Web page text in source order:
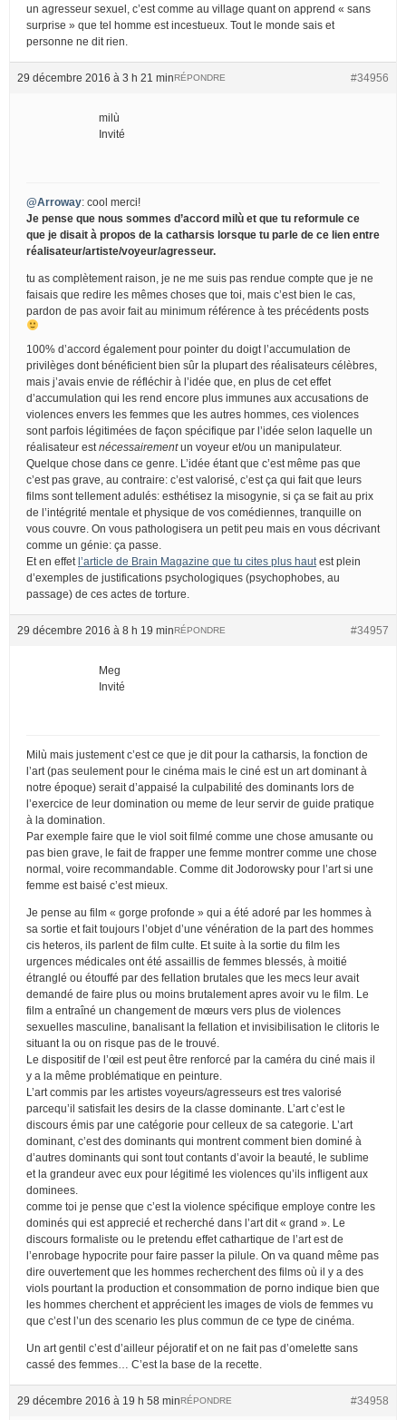
un agresseur sexuel, c’est comme au village quant on apprend « sans
surprise » que tel homme est incestueux. Tout le monde sais et
personne ne dit rien.
29 décembre 2016 à 3 h 21 min #34956
RÉPONDRE
milù
Invité
@Arroway: cool merci!
Je pense que nous sommes d’accord milù et que tu reformule ce
que je disait à propos de la catharsis lorsque tu parle de ce lien entre
réalisateur/artiste/voyeur/agresseur.
tu as complètement raison, je ne me suis pas rendue compte que je ne
faisais que redire les mêmes choses que toi, mais c’est bien le cas,
pardon de pas avoir fait au minimum référence à tes précédents posts
100% d’accord également pour pointer du doigt l’accumulation de
privilèges dont bénéficient bien sûr la plupart des réalisateurs célèbres,
mais j’avais envie de réfléchir à l’idée que, en plus de cet effet
d’accumulation qui les rend encore plus immunes aux accusations de
violences envers les femmes que les autres hommes, ces violences
sont parfois légitimées de façon spécifique par l’idée selon laquelle un
réalisateur est nécessairementun voyeur et/ou un manipulateur.
Quelque chose dans ce genre. L’idée étant que c’est même pas que
c’est pas grave, au contraire: c’est valorisé, c’est ça qui fait que leurs
films sont tellement adulés: esthétisez la misogynie, si ça se fait au prix
de l’intégrité mentale et physique de vos comédiennes, tranquille on
vous couvre. On vous pathologisera un petit peu mais en vous décrivant
comme un génie: ça passe.
Et en effet l’article de Brain Magazine que tu cites plus haut est plein
d’exemples de justifications psychologiques (psychophobes, au
passage) de ces actes de torture.
29 décembre 2016 à 8 h 19 min #34957
RÉPONDRE
Meg
Invité
Milù mais justement c’est ce que je dit pour la catharsis, la fonction de
l’art (pas seulement pour le cinéma mais le ciné est un art dominant à
notre époque) serait d’appaisé la culpabilité des dominants lors de
l’exercice de leur domination ou meme de leur servir de guide pratique
à la domination.
Par exemple faire que le viol soit filmé comme une chose amusante ou
pas bien grave, le fait de frapper une femme montrer comme une chose
normal, voire recommandable. Comme dit Jodorowsky pour l’art si une
femme est baisé c’est mieux.
Je pense au film « gorge profonde » qui a été adoré par les hommes à
sa sortie et fait toujours l’objet d’une vénération de la part des hommes
cis heteros, ils parlent de film culte. Et suite à la sortie du film les
urgences médicales ont été assaillis de femmes blessés, à moitié
étranglé ou étouffé par des fellation brutales que les mecs leur avait
demandé de faire plus ou moins brutalement apres avoir vu le film. Le
film a entraîné un changement de mœurs vers plus de violences
sexuelles masculine, banalisant la fellation et invisibilisation le clitoris le
situant la ou on risque pas de le trouvé.
Le dispositif de l’œil est peut être renforcé par la caméra du ciné mais il
y a la même problématique en peinture.
L’art commis par les artistes voyeurs/agresseurs est tres valorisé
parcequ’il satisfait les desirs de la classe dominante. L’art c’est le
discours émis par une catégorie pour celleux de sa categorie. L’art
dominant, c’est des dominants qui montrent comment bien dominé à
d’autres dominants qui sont tout contants d’avoir la beauté, le sublime
et la grandeur avec eux pour légitimé les violences qu’ils infligent aux
dominees.
comme toi je pense que c’est la violence spécifique employe contre les
dominés qui est apprecié et recherché dans l’art dit « grand ». Le
discours formaliste ou le pretendu effet cathartique de l’art est de
l’enrobage hypocrite pour faire passer la pilule. On va quand même pas
dire ouvertement que les hommes recherchent des films où il y a des
viols pourtant la production et consommation de porno indique bien que
les hommes cherchent et apprécient les images de viols de femmes vu
que c’est l’un des scenario les plus commun de ce type de cinéma.
Un art gentil c’est d’ailleur péjoratif et on ne fait pas d’omelette sans
cassé des femmes… C’est la base de la recette.
29 décembre 2016 à 19 h 58 min #34958
RÉPONDRE